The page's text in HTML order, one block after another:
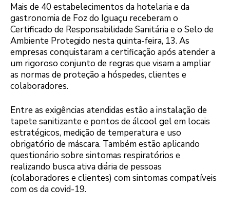
Mais de 40 estabelecimentos da hotelaria e da
gastronomia de Foz do Iguaçu receberam o
Certificado de Responsabilidade Sanitária e o Selo de
Ambiente Protegido nesta quinta-feira, 13. As
empresas conquistaram a certificação após atender a
um rigoroso conjunto de regras que visam a ampliar
as normas de proteção a hóspedes, clientes e
colaboradores.
Entre as exigências atendidas estão a instalação de
tapete sanitizante e pontos de álcool gel em locais
estratégicos, medição de temperatura e uso
obrigatório de máscara. Também estão aplicando
questionário sobre sintomas respiratórios e
realizando busca ativa diária de pessoas
(colaboradores e clientes) com sintomas compatíveis
com os da covid-19.